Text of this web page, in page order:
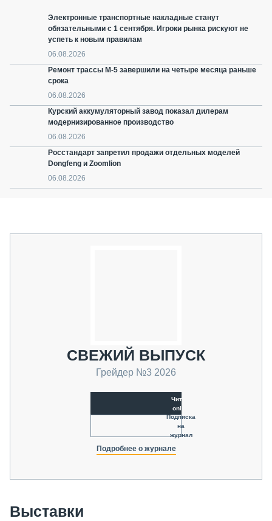
Электронные транспортные накладные станут
обязательными с 1 сентября. Игроки рынка рискуют не
успеть к новым правилам
06.08.2026
Ремонт трассы М-5 завершили на четыре месяца раньше
срока
06.08.2026
Курский аккумуляторный завод показал дилерам
модернизированное производство
06.08.2026
Росстандарт запретил продажи отдельных моделей
Dongfeng и Zoomlion
06.08.2026
СВЕЖИЙ ВЫПУСК
Грейдер №3 2026
Читать
online
Подписка
на
журнал
Подробнее о журнале
Выставки